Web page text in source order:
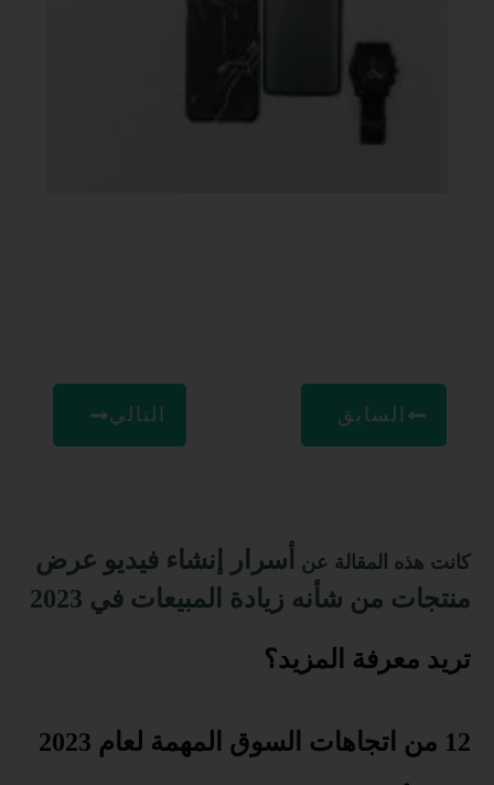
السابق التالي
كانت هذه المقالة عن
أسرار إنشاء فيديو عرض
منتجات من شأنه زيادة المبيعات في 2023
تريد معرفة المزيد؟
12 من اتجاهات السوق المهمة لعام 2023